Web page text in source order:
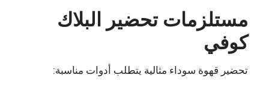
مستلزمات تحضير البلاك
كوفي
تحضير قهوة سوداء مثالية يتطلب أدوات مناسبة: